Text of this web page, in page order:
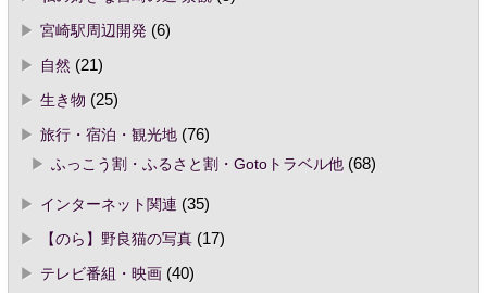
宮崎駅周辺開発(6)
自然 (21)
生き物 (25)
旅行・宿泊・観光地(76)
ふっこう割・ふるさと割・Gotoトラベル他(68)
インターネット関連 (35)
【のら】野良猫の写真(17)
テレビ番組・映画(40)